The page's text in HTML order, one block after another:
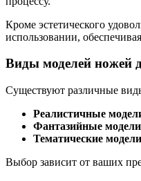
Кроме эстетического
использовании,
Виды моделей ножей
Существуют различные
Реалистичные
Фантазийные модели
Тематические модели
Выбор зависит от ваших